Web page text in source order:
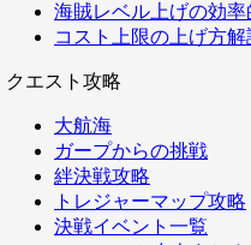
海賊レベル上げの効率
コスト上限の上げ方解
クエスト攻略
大航海
ガープからの挑戦
絆決戦攻略
トレジャーマップ攻略
決戦イベント一覧